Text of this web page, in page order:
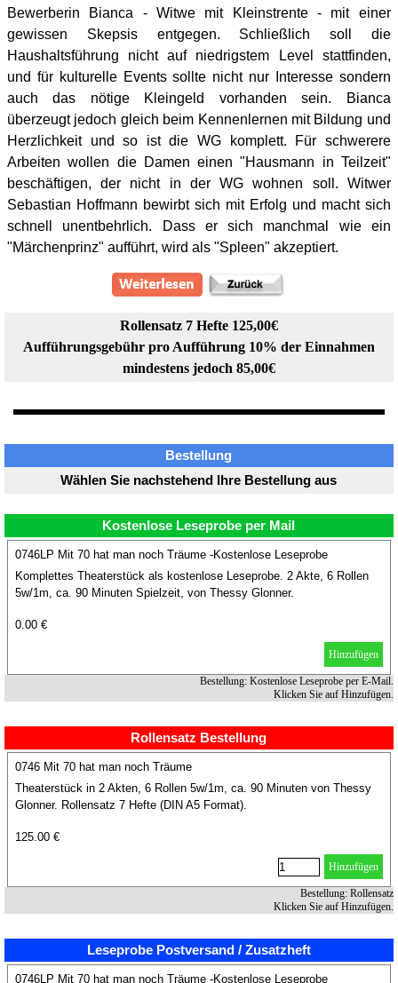
Bewerberin Bianca - Witwe mit Kleinstrente - mit einer
gewissen Skepsis entgegen. Schließlich soll die
Haushaltsführung nicht auf niedrigstem Level stattfinden,
und für kulturelle Events sollte nicht nur Interesse sondern
auch das nötige Kleingeld vorhanden sein. Bianca
überzeugt jedoch gleich beim Kennenlernen mit Bildung und
Herzlichkeit und so ist die WG komplett. Für schwerere
Arbeiten wollen die Damen einen "Hausmann in Teilzeit"
beschäftigen, der nicht in der WG wohnen soll. Witwer
Sebastian Hoffmann bewirbt sich mit Erfolg und macht sich
schnell unentbehrlich. Dass er sich manchmal wie ein
"Märchenprinz" aufführt, wird als "Spleen" akzeptiert.
Rollensatz 7 Hefte 125,00€
Aufführungsgebühr pro Aufführung 10% der Einnahmen
mindestens jedoch 85,00€
Bestellung
Wählen Sie nachstehend Ihre Bestellung aus
Kostenlose Leseprobe per Mail
0746LP Mit 70 hat man noch Träume -Kostenlose Leseprobe
Komplettes Theaterstück als kostenlose Leseprobe. 2 Akte, 6 Rollen
5w/1m, ca. 90 Minuten Spielzeit, von Thessy Glonner.
0.00 €
Hinzufügen
Bestellung: Kostenlose Leseprobe per E-Mail.
Klicken Sie auf Hinzufügen.
Rollensatz Bestellung
0746 Mit 70 hat man noch Träume
Theaterstück in 2 Akten, 6 Rollen 5w/1m, ca. 90 Minuten von Thessy
Glonner. Rollensatz 7 Hefte (DIN A5 Format).
125.00 €
Hinzufügen
Bestellung: Rollensatz
Klicken Sie auf Hinzufügen.
Leseprobe Postversand / Zusatzheft
0746LP Mit 70 hat man noch Träume -Kostenlose Leseprobe